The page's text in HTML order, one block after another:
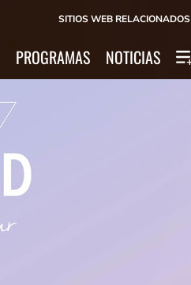
SITIOS WEB RELACIONADOS
PROGRAMAS NOTICIAS